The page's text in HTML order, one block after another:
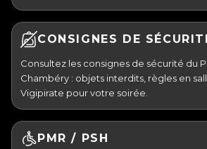
CONSIGNES DE
Consultez les consignes de sécurité du
Chambéry : objets interdits, règles en
Vigipirate pour votre soirée.
PMR / PSH